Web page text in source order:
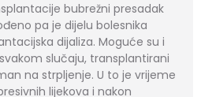
bubrežni presadak
pa je dijelu bolesnika
dijaliza. Moguće su i
slučaju, transplantirani
na strpljenje. U to je vrijeme
lijekova i nakon